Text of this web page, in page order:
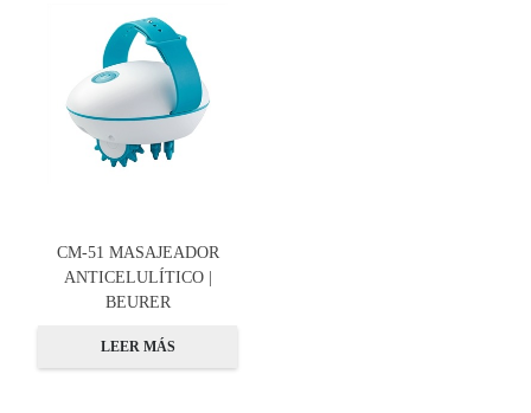
CM-51 MASAJEADOR
ANTICELULÍTICO |
BEURER
LEER MÁS